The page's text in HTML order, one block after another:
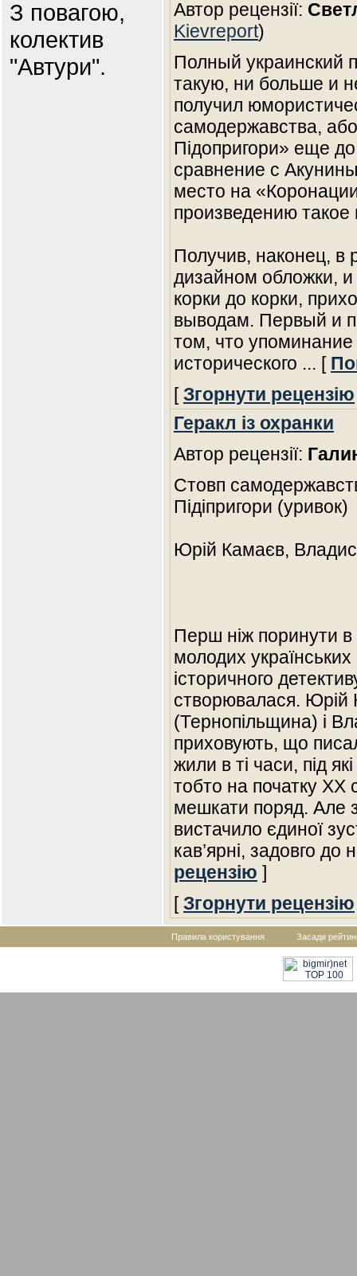
З повагою,
колектив
"Автури".
Автор рецензії:
Kievreport)
Полный украинский
такую, ни больше и
получил
самодержавства,
Підопригори» еще
сравнение с
место на
произведению
Получив, наконец, в
дизайном обложки, и
корки до корки,
выводам. Первый и
том, что упоминание
исторического ... [
[Згорнути рецензію
Геракл із охранки
Автор рецензії:
Стовп
Підіпригори (уривок)
Юрій Камаєв,
Перш ніж поринути в
молодих українських
історичного
створювалася. Юрій
(Тернопільщина) і
приховують, що
жили в ті часи, під
тобто на початку ХХ
мешкати поряд. Але
вистачило єдиної
кав’ярні, задовго до
рецензію ]
[Згорнути рецензію
Правила користування Засади